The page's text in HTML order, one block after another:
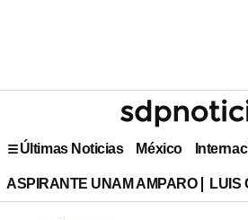
Últimas Noticias México
ASPIRANTE UNAM AMPARO LUIS